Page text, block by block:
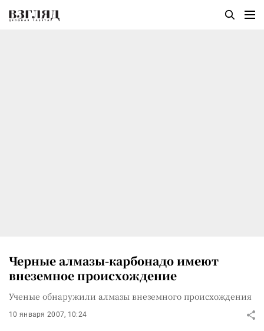
Черные алмазы-карбонадо имеют
внеземное происхождение
Ученые обнаружили алмазы внеземного происхождения
10 января 2007, 10:24